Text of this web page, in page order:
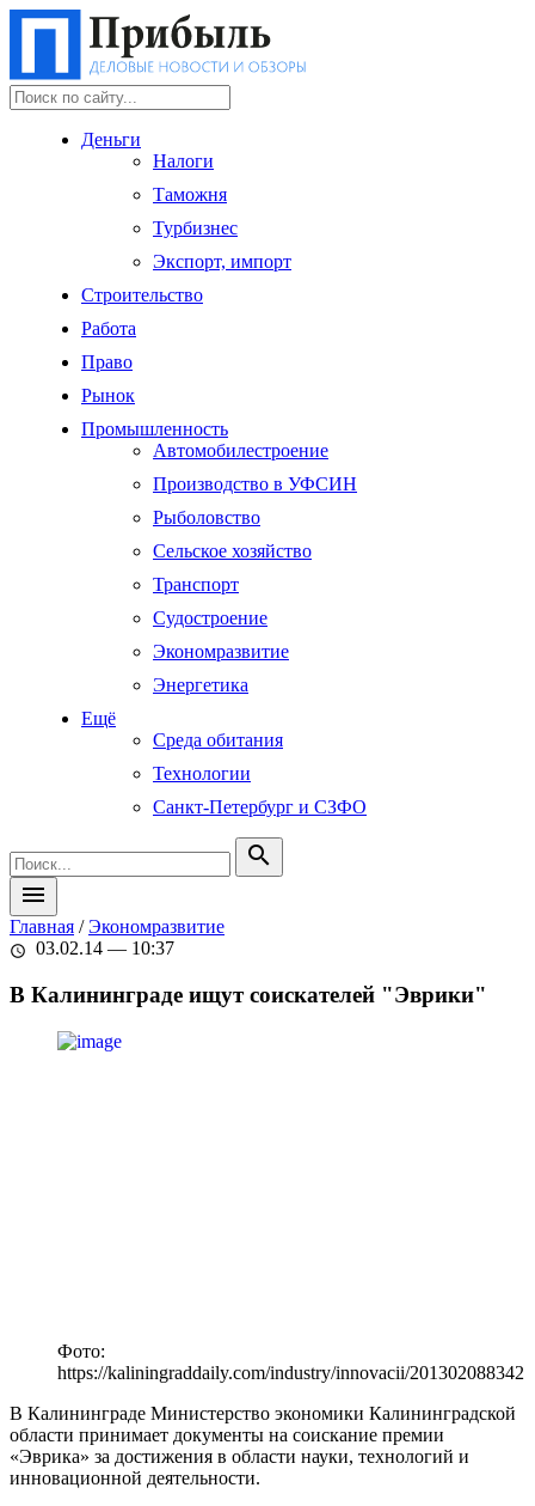
Деньги
Налоги
Таможня
Турбизнес
Экспорт, импорт
Строительство
Работа
Право
Рынок
Промышленность
Автомобилестроение
Производство в УФСИН
Рыболовство
Сельское хозяйство
Транспорт
Судостроение
Экономразвитие
Энергетика
Ещё
Среда обитания
Технологии
Санкт-Петербург и СЗФО
search
menu
Главная /Экономразвитие
schedule 03.02.14 — 10:37
В Калининграде ищут соискателей "Эврики"
Фото:
https://kaliningraddaily.com/industry/innovacii/201302088342
В Калининграде Министерство экономики Калининградской
области принимает документы на соискание премии
«Эврика» за достижения в области науки, технологий и
инновационной деятельности.